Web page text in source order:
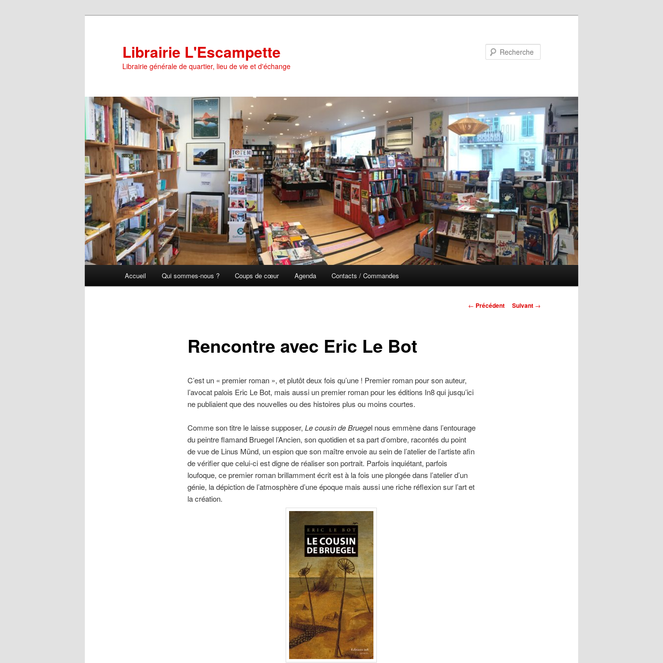
Librairie L'Escampette
Librairie générale de quartier, lieu de vie et d'échange
Accueil Qui sommes-nous ? Coups de cœur Agenda Contacts / Commandes
Navigation
← Précédent Suivant →
Rencontre avec Eric Le Bot
C’est un « premier roman », et plutôt deux fois qu’une ! Premier roman pour son auteur,
l’avocat palois Eric Le Bot, mais aussi un premier roman pour les éditions In8 qui jusqu’ici
ne publiaient que des nouvelles ou des histoires plus ou moins courtes.
Comme son titre le laisse supposer, Le cousin de Bruegel nous emmène dans l’entourage
du peintre flamand Bruegel l’Ancien, son quotidien et sa part d’ombre, racontés du point
de vue de Linus Münd, un espion que son maître envoie au sein de l’atelier de l’artiste afin
de vérifier que celui-ci est digne de réaliser son portrait. Parfois inquiétant, parfois
loufoque, ce premier roman brillamment écrit est à la fois une plongée dans l’atelier d’un
génie, la dépiction de l’atmosphère d’une époque mais aussi une riche réflexion sur l’art et
la création.